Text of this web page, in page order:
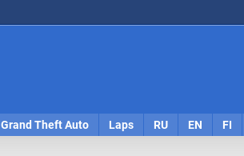
Grand Theft Auto Laps RU EN FI